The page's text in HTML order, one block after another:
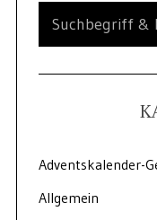
Adventskalender-
Allgemein